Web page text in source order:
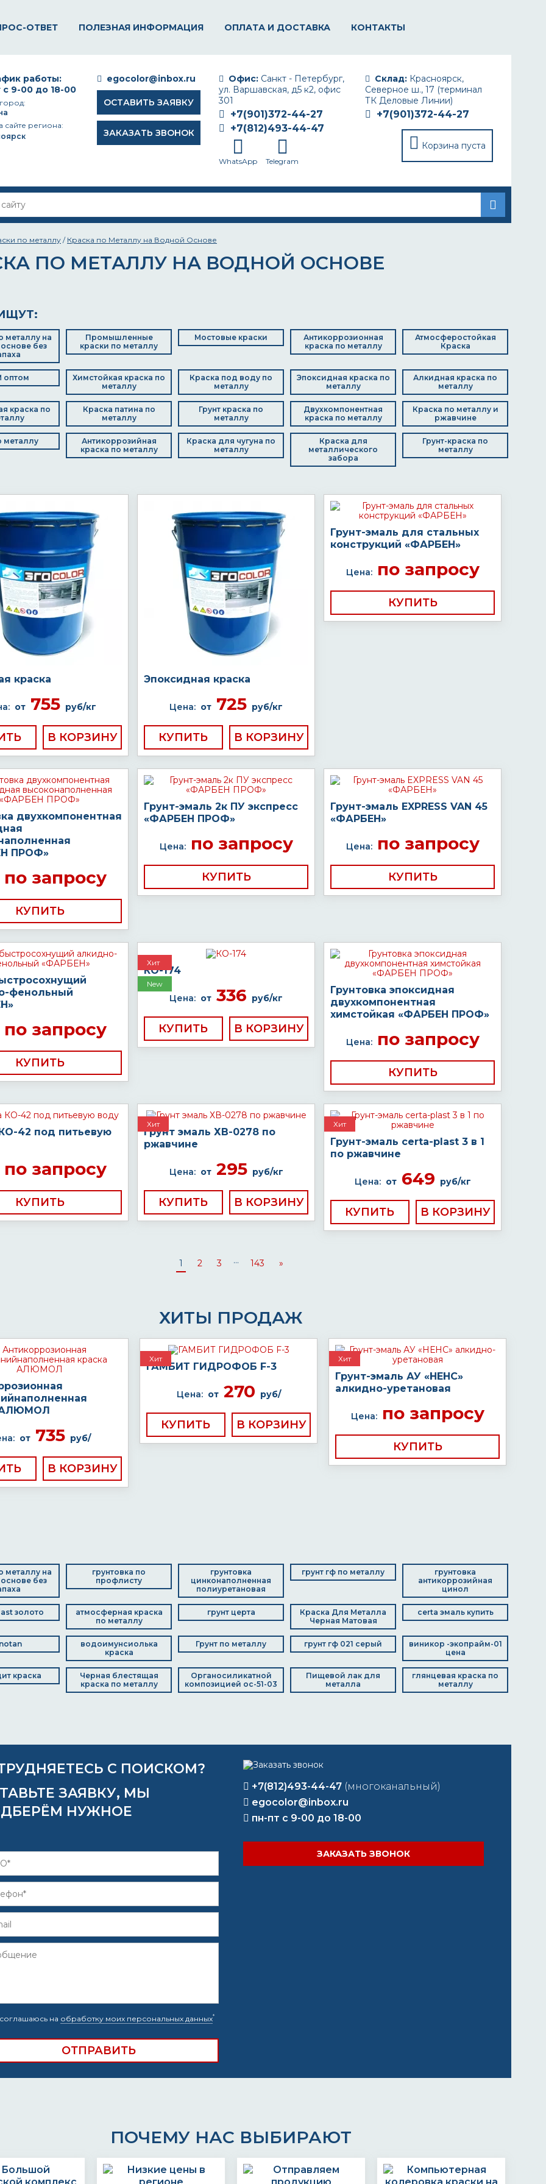
ОТВЕТ ПОЛЕЗНАЯ ИНФОРМАЦИЯ ОПЛАТА И ДОСТАВКА КОНТАКТЫ
Склад: Красноярск,
Северное ш., 17 (терминал
ТК Деловые Линии)
+7(901)372-44-27
Корзина пуста
Офис: Санкт - Петербург,
ул. Варшавская, д5 к2, офис
301
+7(901)372-44-27
+7(812)493-44-47
WhatsApp Telegram
egocolor@inbox.ru
ОСТАВИТЬ ЗАЯВКУ
ЗАКАЗАТЬ ЗВОНОК
работы:
с 9-00 до 18-00
сайте региона:
по металлу / Краска по Металлу на Водной Основе
ПО МЕТАЛЛУ НА ВОДНОЙ ОСНОВЕ
металлу на
без
Промышленные
краски по металлу
Мостовые краски
Антикоррозионная
краска по металлу
Атмосферостойкая
Краска
оптом
Химстойкая краска по
металлу
Краска под воду по
металлу
Эпоксидная краска по
металлу
Алкидная краска по
металлу
краска по
Краска патина по
металлу
Грунт краска по
металлу
Двухкомпонентная
краска по металлу
Краска по металлу и
ржавчине
металлу
Антикоррозийная
краска по металлу
Краска для чугуна по
металлу
Краска для
металлического
забора
Грунт-краска по
металлу
краска
от755 руб/кг
Эпоксидная краска
Цена: от 725 руб/кг
КУПИТЬ
Грунт-эмаль для стальных
конструкций «ФАРБЕН»
Цена:по запросу
КУПИТЬ
двухкомпонентная
ПРОФ»
запросу
КУПИТЬ
Грунт-эмаль 2к ПУ экспресс
«ФАРБЕН ПРОФ»
Цена:по запросу
КУПИТЬ
Грунт-эмаль EXPRESS VAN 45
«ФАРБЕН»
Цена:по запросу
КУПИТЬ
фенольный
запросу
КУПИТЬ
Хит
New
КО-174
Цена: от 336 руб/кг
КУПИТЬ
Грунтовка эпоксидная
двухкомпонентная
химстойкая «ФАРБЕН ПРОФ»
Цена:по запросу
КУПИТЬ
42 под питьевую
запросу
КУПИТЬ
Хит
Грунт эмаль ХВ-0278 по
ржавчине
Цена: от295 руб/кг
КУПИТЬ
Хит
Грунт-эмаль certa-plast 3 в 1
по ржавчине
Цена: от649 руб/кг
КУПИТЬ
1 2 3 ... 143 »
ХИТЫ ПРОДАЖ
АЛЮМОЛ
от 735 руб/
Хит
ГАМБИТ ГИДРОФОБ F-3
Цена: от270 руб/
КУПИТЬ
Хит
Грунт-эмаль АУ «НЕНС»
алкидно-уретановая
Цена:по запросу
КУПИТЬ
металлу на
без
грунтовка по
профлисту
грунтовка
цинконаполненная
полиуретановая
грунт гф по металлу
грунтовка
антикоррозийная
цинол
золото
атмосферная краска
по металлу
грунт церта
Краска Для Металла
Черная Матовая
certa эмаль купить
водоимунсиолька
краска
Грунт по металлу грунт гф 021 серый
виникор -экопрайм-01
цена
краска
Черная блестящая
краска по металлу
Органосиликатной
композицией ос-51-03
Пищевой лак для
металла
глянцевая краска по
металлу
С ПОИСКОМ?
ЗАЯВКУ, МЫ
НУЖНОЕ
на обработку моих персональных данных*
+7(812)493-44-47 (многоканальный)
egocolor@inbox.ru
пн-пт с 9-00 до 18-00
ЗАКАЗАТЬ ЗВОНОК
ПОЧЕМУ НАС ВЫБИРАЮТ